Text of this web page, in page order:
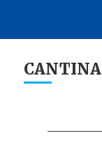
CANTINA